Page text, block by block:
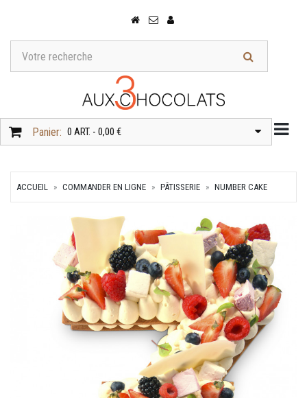
Panier: 0 ART. - 0,00 €
ACCUEIL COMMANDER EN LIGNE PÂTISSERIE NUMBER CAKE